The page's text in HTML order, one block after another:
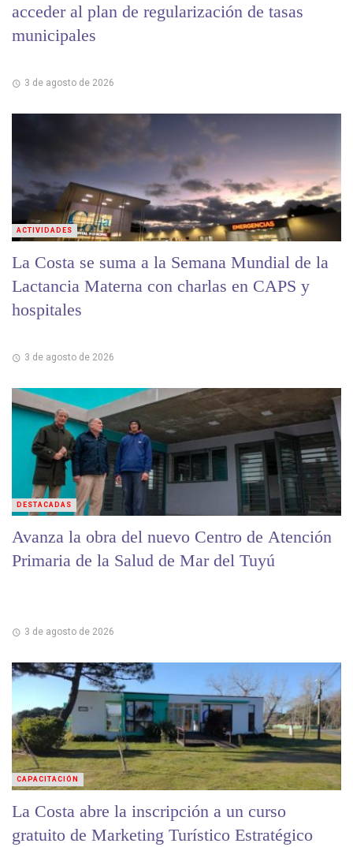
acceder al plan de regularización de tasas
municipales
3 de agosto de 2026
La Costa se suma a la Semana Mundial de la
Lactancia Materna con charlas en CAPS y
hospitales
3 de agosto de 2026
ACTIVIDADES
Avanza la obra del nuevo Centro de Atención
Primaria de la Salud de Mar del Tuyú
3 de agosto de 2026
DESTACADAS
La Costa abre la inscripción a un curso
gratuito de Marketing Turístico Estratégico
CAPACITACIÓN